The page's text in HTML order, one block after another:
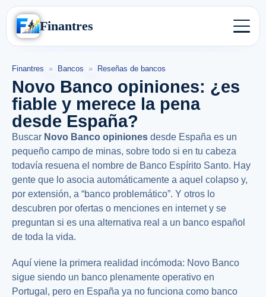
Finantres
Finantres » Bancos » Reseñas de bancos
Novo Banco opiniones: ¿es
fiable y merece la pena
desde España?
Buscar Novo Banco opiniones desde España es un
pequeño campo de minas, sobre todo si en tu cabeza
todavía resuena el nombre de Banco Espírito Santo. Hay
gente que lo asocia automáticamente a aquel colapso y,
por extensión, a “banco problemático”. Y otros lo
descubren por ofertas o menciones en internet y se
preguntan si es una alternativa real a un banco español
de toda la vida.
Aquí viene la primera realidad incómoda: Novo Banco
sigue siendo un banco plenamente operativo en
Portugal, pero en España ya no funciona como banco